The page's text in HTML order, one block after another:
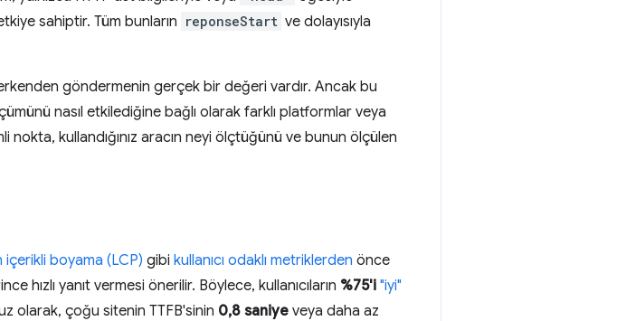
sahiptir. Tüm bunların reponseStart ve dolayısıyla
göndermenin gerçek bir değeri vardır. Ancak bu
nasıl etkilediğine bağlı olarak farklı platformlar veya
nokta, kullandığınız aracın neyi ölçtüğünü ve bunun ölçülen
boyama (LCP) gibi kullanıcı odaklı metriklerden önce
hızlı yanıt vermesi önerilir. Böylece, kullanıcıların %75'i "iyi"
olarak, çoğu sitenin TTFB'sinin 0,8 saniye veya daha az